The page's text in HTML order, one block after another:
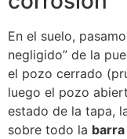
En el suelo,
negligido” de la
el pozo cerrado
luego el pozo
estado de la tapa,
sobre todo la